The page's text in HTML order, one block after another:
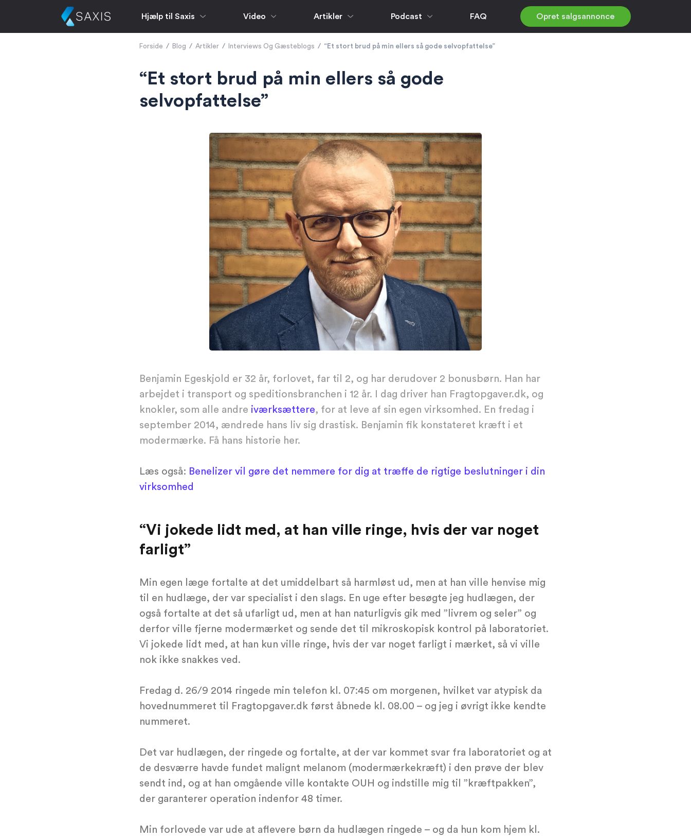
Hjælp til Saxis Video Artikler Podcast FAQ Opret salgsannonce
Forside / Blog / Artikler/ Interviews Og Gæsteblogs / “Et stort brud på min ellers så gode selvopfattelse”
“Et stort brud på min ellers så gode
selvopfattelse”
Benjamin Egeskjold er 32 år, forlovet, far til 2, og har derudover 2 bonusbørn. Han har
arbejdet i transport og speditionsbranchen i 12 år. I dag driver han Fragtopgaver.dk, og
knokler, som alle andre iværksættere, for at leve af sin egen virksomhed. En fredag i
september 2014, ændrede hans liv sig drastisk. Benjamin fik konstateret kræft i et
modermærke. Få hans historie her.
Læs også: Benelizer vil gøre det nemmere for dig at træffe de rigtige beslutninger i din
virksomhed
“Vi jokede lidt med, at han ville ringe, hvis der var noget
farligt”
Min egen læge fortalte at det umiddelbart så harmløst ud, men at han ville henvise mig
til en hudlæge, der var specialist i den slags. En uge efter besøgte jeg hudlægen, der
også fortalte at det så ufarligt ud, men at han naturligvis gik med ”livrem og seler” og
derfor ville fjerne modermærket og sende det til mikroskopisk kontrol på laboratoriet.
Vi jokede lidt med, at han kun ville ringe, hvis der var noget farligt i mærket, så vi ville
nok ikke snakkes ved.
Fredag d. 26/9 2014 ringede min telefon kl. 07:45 om morgenen, hvilket var atypisk da
hovednummeret til Fragtopgaver.dk først åbnede kl. 08.00 – og jeg i øvrigt ikke kendte
nummeret.
Det var hudlægen, der ringede og fortalte, at der var kommet svar fra laboratoriet og at
de desværre havde fundet malignt melanom (modermærkekræft) i den prøve der blev
sendt ind, og at han omgående ville kontakte OUH og indstille mig til ”kræftpakken”,
der garanterer operation indenfor 48 timer.
Min forlovede var ude at aflevere børn da hudlægen ringede – og da hun kom hjem kl.